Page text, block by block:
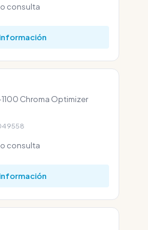
consulta
Chroma Optimizer
consulta